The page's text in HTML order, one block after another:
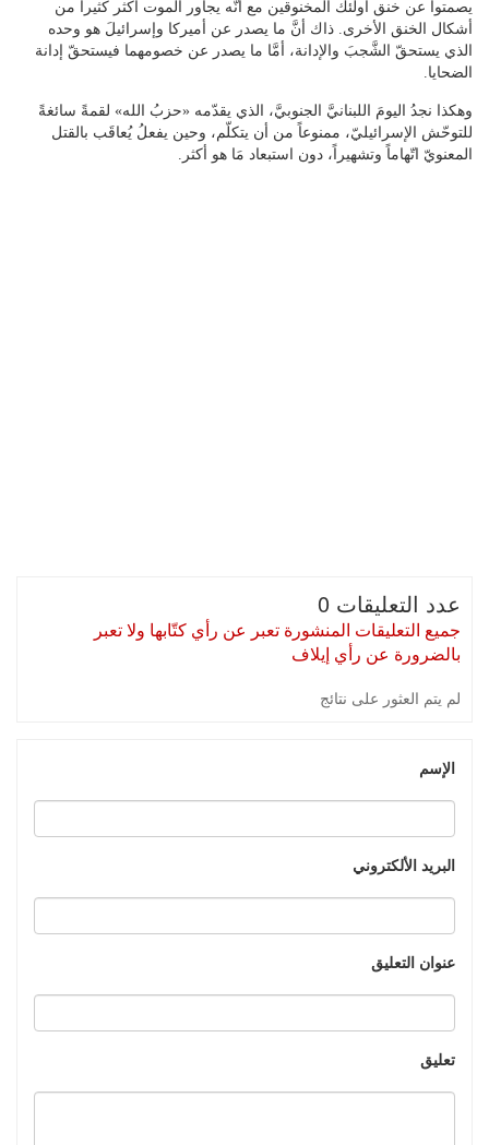
يصمتوا عن خنق أولئك المخنوقين مع أنَّه يجاور الموت أكثر كثيراً من
أشكال الخنق الأخرى. ذاك أنَّ ما يصدر عن أميركا وإسرائيلَ هو وحده
الذي يستحقّ الشَّجبَ والإدانة، أمَّا ما يصدر عن خصومهما فيستحقّ إدانة
الضحايا.
وهكذا نجدُ اليومَ اللبنانيَّ الجنوبيَّ، الذي يقدّمه «حزبُ الله» لقمةً سائغةً
للتوحّش الإسرائيليّ، ممنوعاً من أن يتكلّم، وحين يفعلُ يُعاقَب بالقتل
المعنويّ اتّهاماً وتشهيراً، دون استبعاد مَا هو أكثر.
عدد التعليقات 0
جميع التعليقات المنشورة تعبر عن رأي كتّابها ولا تعبر
بالضرورة عن رأي إيلاف
لم يتم العثور على نتائج
الإسم
البريد الألكتروني
عنوان التعليق
تعليق